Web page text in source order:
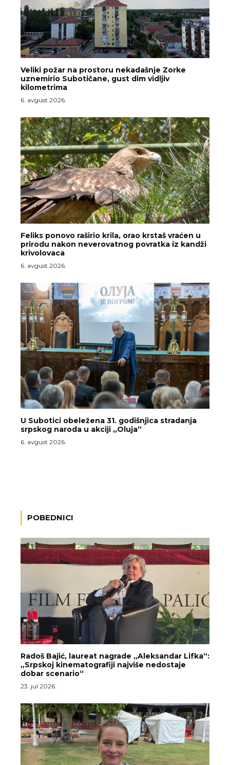
Veliki požar na prostoru nekadašnje Zorke
uznemirio Subotičane, gust dim vidljiv
kilometrima
6. avgust 2026.
Feliks ponovo raširio krila, orao krstaš vraćen u
prirodu nakon neverovatnog povratka iz kandži
krivolovaca
6. avgust 2026.
U Subotici obeležena 31. godišnjica stradanja
srpskog naroda u akciji „Oluja“
6. avgust 2026.
POBEDNICI
Radoš Bajić, laureat nagrade „Aleksandar Lifka“:
„Srpskoj kinematografiji najviše nedostaje
dobar scenario“
23. jul 2026.